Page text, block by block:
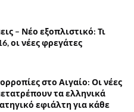
– Νέο εξοπλιστικό: Τι
οι νέες φρεγάτες
στο Αιγαίο: Οι νέες
τα ελληνικά
εφιάλτη για κάθε